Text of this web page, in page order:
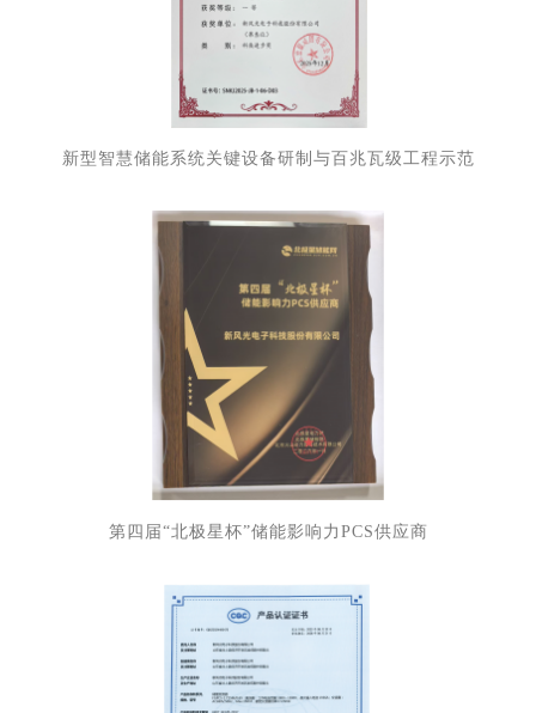
会员咨询
新型智慧储能系统关键设备研制与百兆瓦级工程示范
第四届“北极星杯”储能影响力PCS供应商